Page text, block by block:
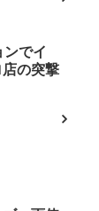
でイ
の突撃